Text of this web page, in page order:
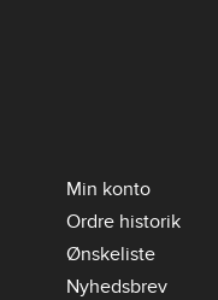
Min konto
Ordre historik
Ønskeliste
Nyhedsbrev